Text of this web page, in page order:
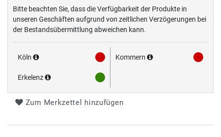
Bitte beachten Sie, dass die Verfügbarkeit der Produkte in
unseren Geschäften aufgrund von zeitlichen Verzögerungen bei
der Bestandsübermittlung abweichen kann.
Köln Kommern
Erkelenz
Zum Merkzettel hinzufügen